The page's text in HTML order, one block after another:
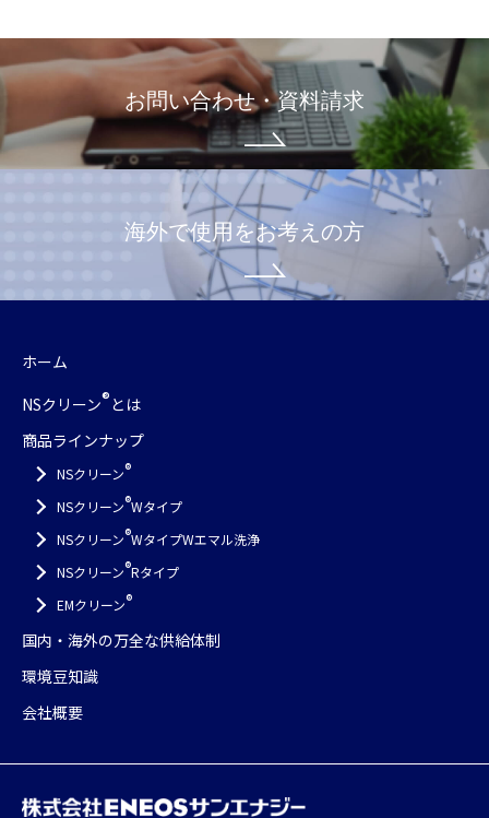
お問い合わせ・資料請求
海外で使用をお考えの方
ホーム
NSクリーン®とは
商品ラインナップ
NSクリーン®
NSクリーン®Wタイプ
NSクリーン®WタイプWエマル洗浄
NSクリーン®Rタイプ
EMクリーン®
国内・海外の万全な供給体制
環境豆知識
会社概要